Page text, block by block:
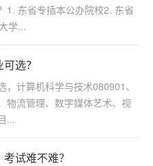
1. 东省专插本公办院校2. 东省
学...
选？
计算机科学与技术080901、
物流管理、数字媒体艺术、视
...
试难不难？